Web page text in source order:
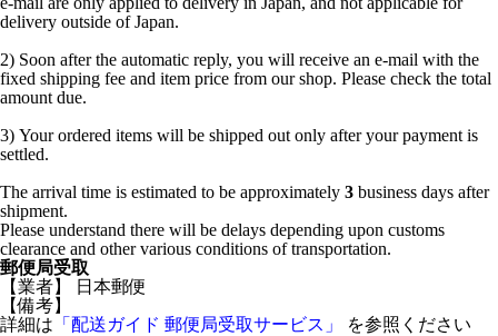
delivery outside of Japan.
2) Soon after the automatic reply, you will receive an e-mail with the
fixed shipping fee and item price from our shop. Please check the total
amount due.
3) Your ordered items will be shipped out only after your payment is
settled.
The arrival time is estimated to be approximately 3 business days after
shipment.
Please understand there will be delays depending upon customs
clearance and other various conditions of transportation.
郵便局受取
【業者】 日本郵便
【備考】
詳細は 「配送ガイド 郵便局受取サービス」
を参照ください